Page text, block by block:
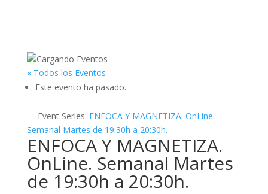
« Todos los Eventos
Este evento ha pasado.
Event Series: ENFOCA Y MAGNETIZA. OnLine.
Semanal Martes de 19:30h a 20:30h.
ENFOCA Y MAGNETIZA.
OnLine. Semanal Martes
de 19:30h a 20:30h.